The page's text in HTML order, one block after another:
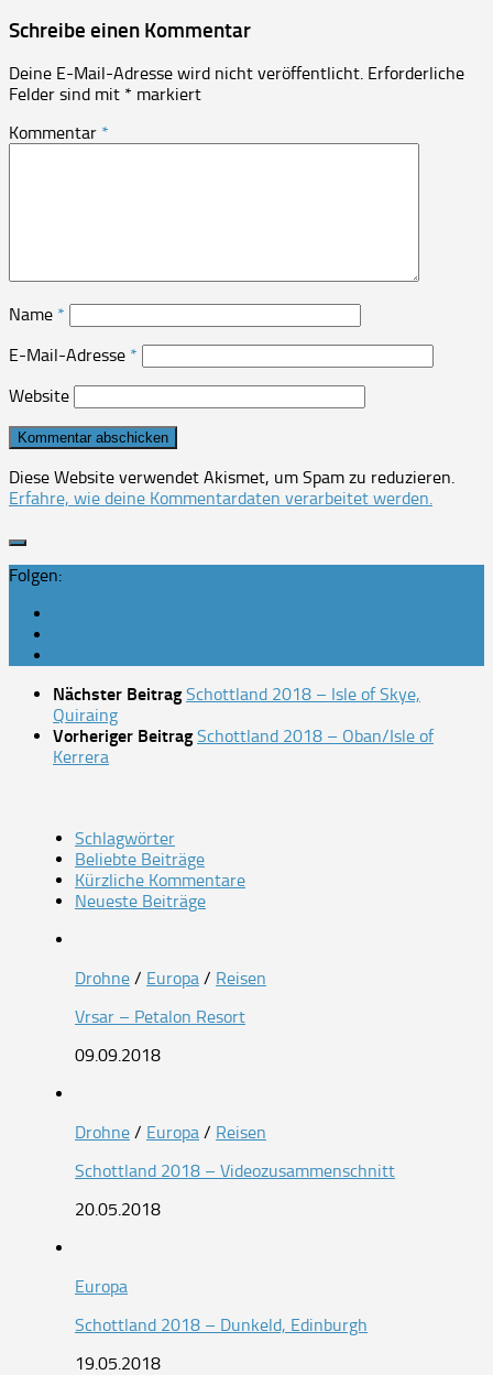
Schreibe einen Kommentar
Deine E-Mail-Adresse wird nicht veröffentlicht. Erforderliche
Felder sind mit * markiert
Kommentar *
Name *
E-Mail-Adresse *
Website
Diese Website verwendet Akismet, um Spam zu reduzieren.
Erfahre, wie deine Kommentardaten verarbeitet werden.
Folgen:
Nächster Beitrag Schottland 2018 – Isle of Skye,
Quiraing
Vorheriger Beitrag Schottland 2018 – Oban/Isle of
Kerrera
Schlagwörter
Beliebte Beiträge
Kürzliche Kommentare
Neueste Beiträge
Drohne / Europa / Reisen
Vrsar – Petalon Resort
09.09.2018
Drohne / Europa / Reisen
Schottland 2018 – Videozusammenschnitt
20.05.2018
Europa
Schottland 2018 – Dunkeld, Edinburgh
19.05.2018